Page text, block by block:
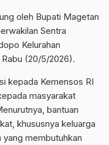
oleh Bupati Magetan
Sentra
Kelurahan
(20/5/2026).
kepada Kemensos RI
masyarakat
bantuan
khususnya keluarga
membutuhkan